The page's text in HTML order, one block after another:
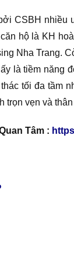
CSBH
hộ là KH
Nha Trang.
là tiềm năng
tối đa tầm
trọn vẹn và
Tâm :